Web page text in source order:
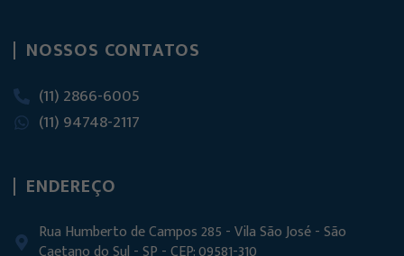
NOSSOS CONTATOS
(11) 2866-6005
(11) 94748-2117
ENDEREÇO
Rua Humberto de Campos 285 - Vila São José - São